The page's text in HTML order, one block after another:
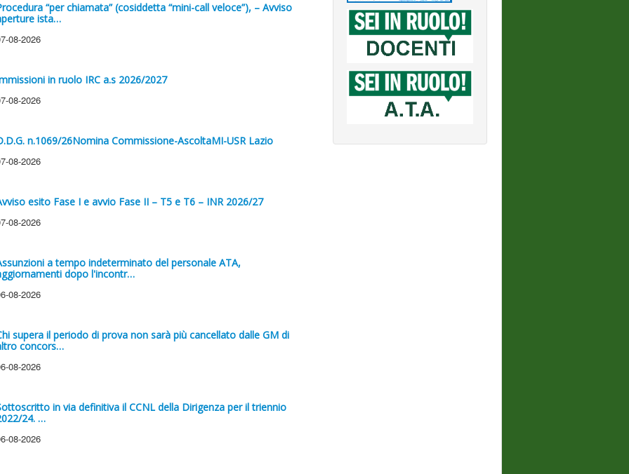
“per chiamata” (cosiddetta “mini-call veloce”), – Avviso
ista…
08-2026
in ruolo IRC a.s 2026/2027
08-2026
n.1069/26Nomina Commissione-AscoltaMI-USR Lazio
08-2026
esito Fase I e avvio Fase II – T5 e T6 – INR 2026/27
08-2026
a tempo indeterminato del personale ATA,
dopo l'incontr…
08-2026
supera il periodo di prova non sarà più cancellato dalle GM di
concors…
08-2026
in via definitiva il CCNL della Dirigenza per il triennio
24. …
08-2026